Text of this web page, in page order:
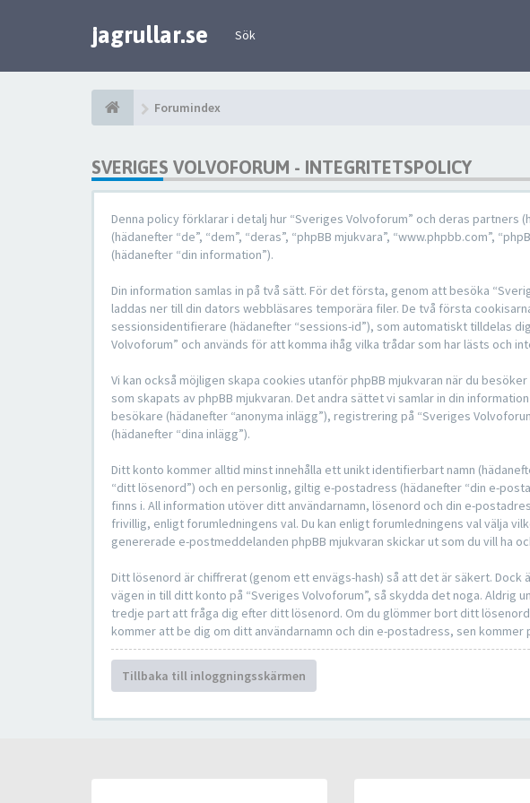
jagrullar.se Sök
Forumindex
SVERIGES VOLVOFORUM - INTEGRITETSPOLICY
Denna policy förklarar i detalj hur “Sveriges Volvoforum” och deras partners
(hädanefter “de”, “dem”, “deras”, “phpBB mjukvara”, “www.phpbb.com”,
(hädanefter “din information”).
Din information samlas in på två sätt. För det första, genom att besöka
laddas ner till din dators webbläsares temporära filer. De två första
sessionsidentifierare (hädanefter “sessions-id”), som automatiskt tilldelas
Volvoforum” och används för att komma ihåg vilka trådar som har lästs och
Vi kan också möjligen skapa cookies utanför phpBB mjukvaran när du
som skapats av phpBB mjukvaran. Det andra sättet vi samlar in din
besökare (hädanefter “anonyma inlägg”), registrering på “Sveriges
(hädanefter “dina inlägg”).
Ditt konto kommer alltid minst innehålla ett unikt identifierbart namn
“ditt lösenord”) och en personlig, giltig e-postadress (hädanefter “din e-
finns i. All information utöver ditt användarnamn, lösenord och din e-
frivillig, enligt forumledningens val. Du kan enligt forumledningens val välja
genererade e-postmeddelanden phpBB mjukvaran skickar ut som du vill ha
Ditt lösenord är chiffrerat (genom ett envägs-hash) så att det är säkert.
vägen in till ditt konto på “Sveriges Volvoforum”, så skydda det noga. Aldrig
tredje part att fråga dig efter ditt lösenord. Om du glömmer bort ditt lösenord
kommer att be dig om ditt användarnamn och din e-postadress, sen
Tillbaka till inloggningsskärmen